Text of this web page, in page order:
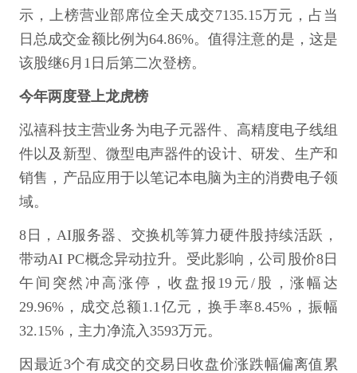
示，上榜营业部席位全天成交7135.15万元，占当
日总成交金额比例为64.86%。值得注意的是，这是
该股继6月1日后第二次登榜。
今年两度登上龙虎榜
泓禧科技主营业务为电子元器件、高精度电子线组
件以及新型、微型电声器件的设计、研发、生产和
销售，产品应用于以笔记本电脑为主的消费电子领
域。
8日，AI服务器、交换机等算力硬件股持续活跃，
带动AI PC概念异动拉升。受此影响，公司股价8日
午间突然冲高涨停，收盘报19元/股，涨幅达
29.96%，成交总额1.1亿元，换手率8.45%，振幅
32.15%，主力净流入3593万元。
因最近3个有成交的交易日收盘价涨跌幅偏离值累